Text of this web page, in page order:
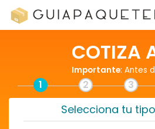
COTIZA
Importante: Antes
1 2 3
Selecciona tu